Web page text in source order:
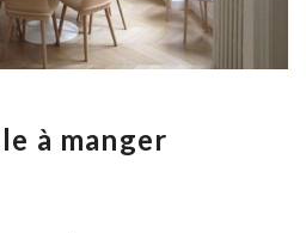
à manger